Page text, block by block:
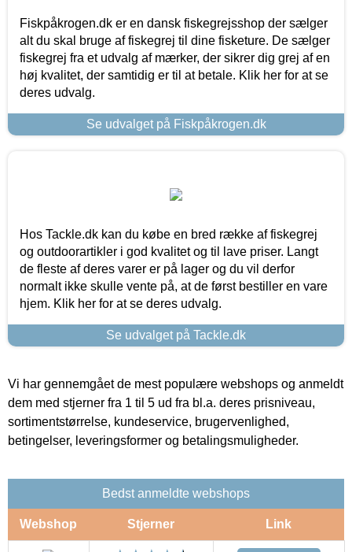
Fiskpåkrogen.dk er en dansk fiskegrejsshop der sælger
alt du skal bruge af fiskegrej til dine fisketure. De sælger
fiskegrej fra et udvalg af mærker, der sikrer dig grej af en
høj kvalitet, der samtidig er til at betale. Klik her for at se
deres udvalg.
Se udvalget på Fiskpåkrogen.dk
Hos Tackle.dk kan du købe en bred række af fiskegrej
og outdoorartikler i god kvalitet og til lave priser. Langt
de fleste af deres varer er på lager og du vil derfor
normalt ikke skulle vente på, at de først bestiller en vare
hjem. Klik her for at se deres udvalg.
Se udvalget på Tackle.dk
Vi har gennemgået de mest populære webshops og anmeldt
dem med stjerner fra 1 til 5 ud fra bl.a. deres prisniveau,
sortimentstørrelse, kundeservice, brugervenlighed,
betingelser, leveringsformer og betalingsmuligheder.
Bedst anmeldte webshops
Webshop Stjerner Link